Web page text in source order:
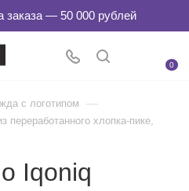
0
с логотипом —
переработанного хлопка-пике,
Iqoniq